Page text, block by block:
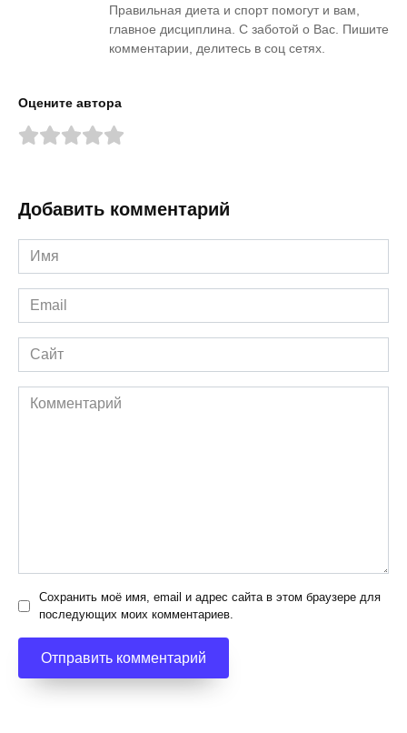
Правильная диета и спорт помогут и вам,
главное дисциплина. С заботой о Вас. Пишите
комментарии, делитесь в соц сетях.
Оцените автора
Добавить комментарий
Имя
*
Email
*
Сайт
Комментарий
Сохранить моё имя, email и адрес сайта в этом браузере для
последующих моих комментариев.